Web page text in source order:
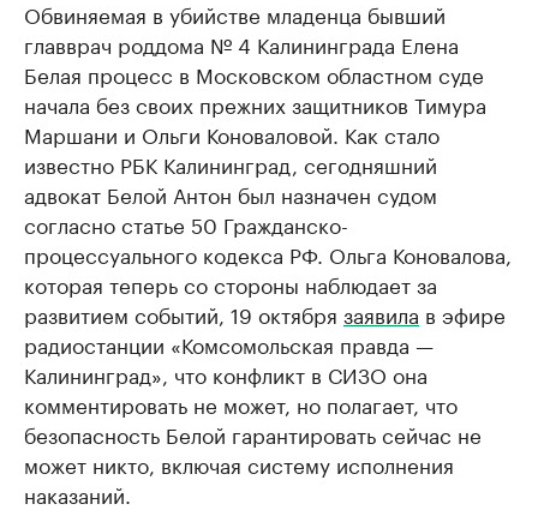
Обвиняемая в убийстве младенца бывший
главврач роддома № 4 Калининграда Елена
Белая процесс в Московском областном суде
начала без своих прежних защитников Тимура
Маршани и Ольги Коноваловой. Как стало
известно РБК Калининград, сегодняшний
адвокат Белой Антон был назначен судом
согласно статье 50 Гражданско-
процессуального кодекса РФ. Ольга Коновалова,
которая теперь со стороны наблюдает за
развитием событий, 19 октября заявила в эфире
радиостанции «Комсомольская правда —
Калининград», что конфликт в СИЗО она
комментировать не может, но полагает, что
безопасность Белой гарантировать сейчас не
может никто, включая систему исполнения
наказаний.